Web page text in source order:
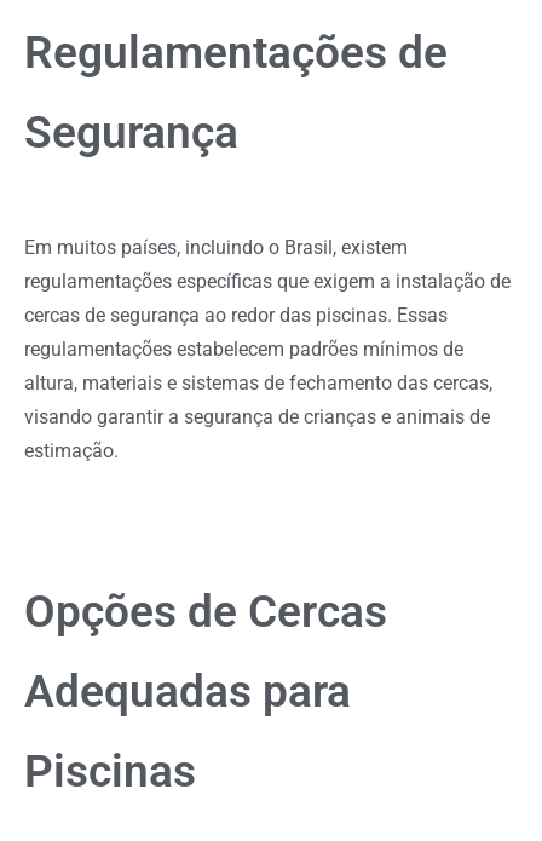
Regulamentações de
Segurança
Em muitos países, incluindo o Brasil, existem
regulamentações específicas que exigem a instalação de
cercas de segurança ao redor das piscinas. Essas
regulamentações estabelecem padrões mínimos de
altura, materiais e sistemas de fechamento das cercas,
visando garantir a segurança de crianças e animais de
estimação.
Opções de Cercas
Adequadas para
Piscinas